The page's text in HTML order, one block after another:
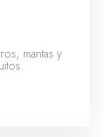
mantas y